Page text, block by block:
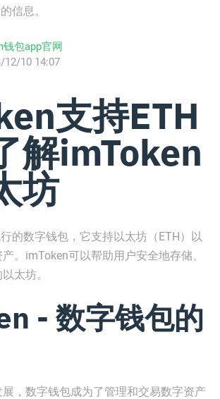
信息。
包app官网
12/10 14:07
支持ETH
解imToken
坊
的数字钱包，它支持以太坊（ETH）以
。imToken可以帮助用户安全地存储、
太坊。
- 数字钱包的
，数字钱包成为了管理和交易数字资产